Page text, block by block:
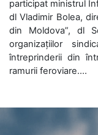
participat ministrul
dl Vladimir Bolea,
din Moldova”, dl
organizațiilor
întreprinderii din
ramurii feroviare....